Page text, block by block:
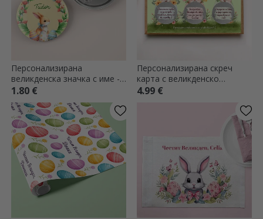
Персонализирана
великденска значка с име -
Зайче
1.80 €
Персонализирана скреч
карта с великденско
послание -
4.99 €